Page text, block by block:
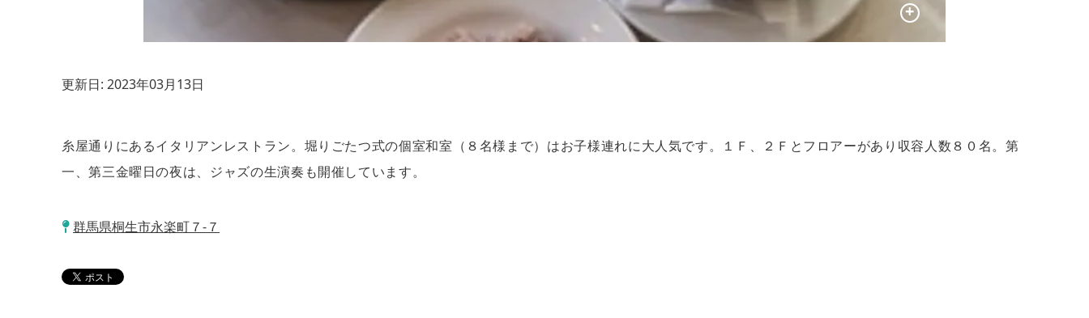
更新日: 2023年03月13日
糸屋通りにあるイタリアンレストラン。堀りごたつ式の個室和室（８名様まで）はお子様連れに大人気です。１Ｆ、２Ｆとフロアーがあり収容人数８０名。第
一、第三金曜日の夜は、ジャズの生演奏も開催しています。
群馬県桐生市永楽町７-７